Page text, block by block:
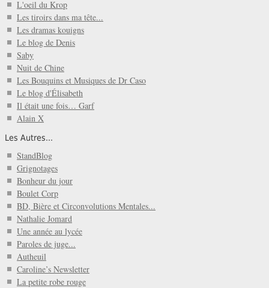
L'oeil du Krop
Les tiroirs dans ma tête...
Les dramas kouigns
Le blog de Denis
Saby
Nuit de Chine
Les Bouquins et Musiques de Dr Caso
Le blog d'Élisabeth
Il était une fois… Garf
Alain X
Les Autres...
StandBlog
Grignotages
Bonheur du jour
Boulet Corp
BD, Bière et Circonvolutions Mentales...
Nathalie Jomard
Une année au lycée
Paroles de juge...
Autheuil
Caroline’s Newsletter
La petite robe rouge